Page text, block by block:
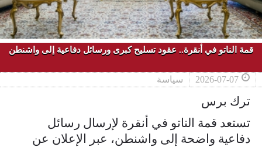
قمة الناتو في أنقرة.. عقود تسليح كبرى ورسائل دفاعية إلى واشنطن
2026-07-07 سياسة
ترك برس
تستعد قمة الناتو في أنقرة لإرسال رسائل
دفاعية واضحة إلى واشنطن، عبر الإعلان عن